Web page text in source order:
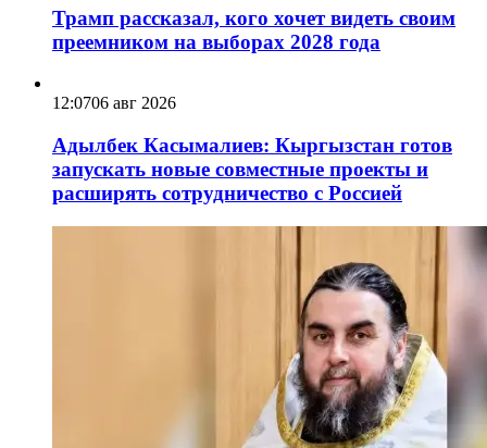
Трамп рассказал, кого хочет видеть своим
преемником на выборах 2028 года
12:0706 авг 2026
Адылбек Касымалиев: Кыргызстан готов
запускать новые совместные проекты и
расширять сотрудничество с Россией